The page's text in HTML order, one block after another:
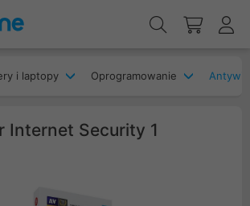
i laptopy Oprogramowanie
Internet Security 1